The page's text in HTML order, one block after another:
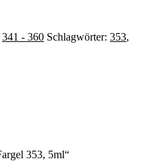
341 - 360 Schlagwörter: 353,
353, 5ml“